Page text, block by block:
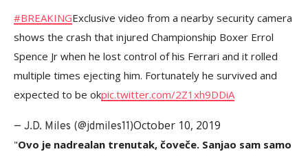
#BREAKINGExclusive video from a nearby security camera
shows the crash that injured Championship Boxer Errol
Spence Jr when he lost control of his Ferrari and it rolled
multiple times ejecting him. Fortunately he survived and
expected to be okpic.twitter.com/2Z1xh9DDiA
— J.D. Miles (@jdmiles11)October 10, 2019
"Ovo je nadrealan trenutak, čoveče. Sanjao sam samo